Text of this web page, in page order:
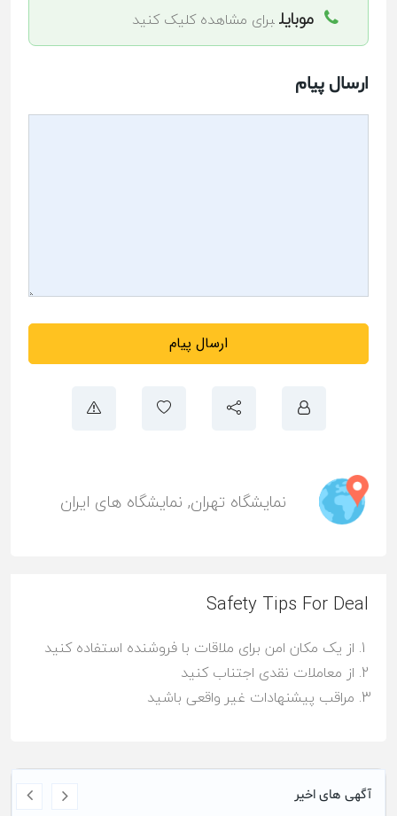
موبایلبرای مشاهده کلیک کنید
ارسال پیام
ارسال پیام
نمایشگاه تهران, نمایشگاه های ایران
Safety Tips For Deal
از یک مکان امن برای ملاقات با فروشنده استفاده کنید
از معاملات نقدی اجتناب کنید
مراقب پیشنهادات غیر واقعی باشید
آگهی های اخیر